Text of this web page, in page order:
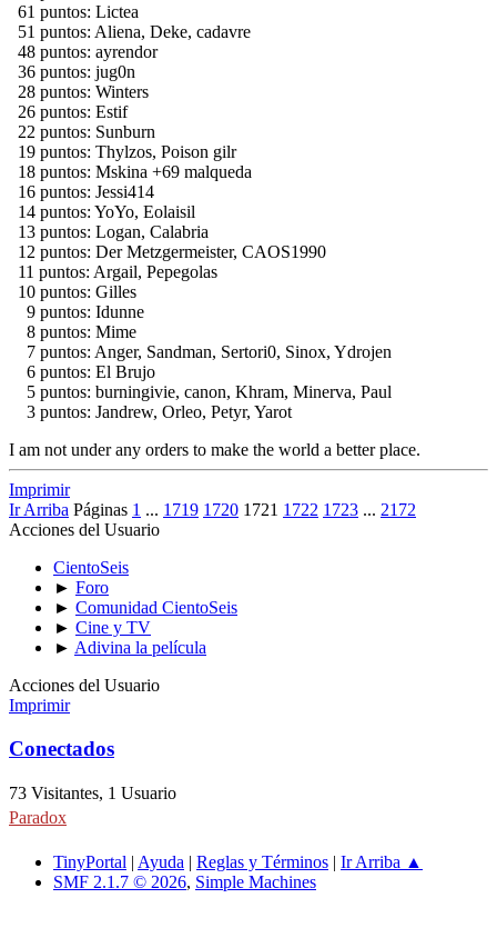
61 puntos: Lictea
51 puntos: Aliena, Deke, cadavre
48 puntos: ayrendor
36 puntos: jug0n
28 puntos: Winters
26 puntos: Estif
22 puntos: Sunburn
19 puntos: Thylzos, Poison gilr
18 puntos: Mskina +69 malqueda
16 puntos: Jessi414
14 puntos: YoYo, Eolaisil
13 puntos: Logan, Calabria
12 puntos: Der Metzgermeister, CAOS1990
11 puntos: Argail, Pepegolas
10 puntos: Gilles
9 puntos: Idunne
8 puntos: Mime
7 puntos: Anger, Sandman, Sertori0, Sinox, Ydrojen
6 puntos: El Brujo
5 puntos: burningivie, canon, Khram, Minerva, Paul
3 puntos: Jandrew, Orleo, Petyr, Yarot
I am not under any orders to make the world a better place.
Imprimir
Ir Arriba Páginas 1 ... 1719 1720 1721 1722 1723 ... 2172
Acciones del Usuario
CientoSeis
► Foro
► Comunidad CientoSeis
► Cine y TV
► Adivina la película
Acciones del Usuario
Imprimir
Conectados
73 Visitantes, 1 Usuario
Paradox
TinyPortal | Ayuda | Reglas y Términos | Ir Arriba ▲
SMF 2.1.7 © 2026, Simple Machines